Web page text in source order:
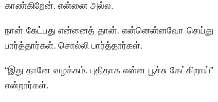
காண்கிறேன். என்னை அல்ல.
நான் கேட்பது என்னைத் தான். என்னென்னவோ செய்து
பார்த்தார்கள். சொல்லி பார்த்தார்கள்.
“இது தானே வழக்கம். புதிதாக என்ன பூச்சு கேட்கிறாய்”
என்றார்கள்.